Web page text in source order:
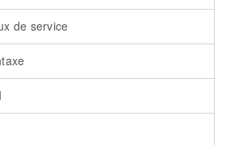
de service